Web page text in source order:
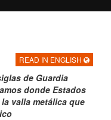
READ IN ENGLISH
de Guardia
donde Estados
valla metálica que